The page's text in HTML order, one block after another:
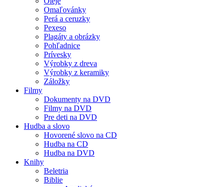
Omaľovánky
Perá a ceruzky
Pexeso
Plagáty a obrázky
Pohľadnice
Prívesky
Výrobky z dreva
Výrobky z keramiky
Záložky
Filmy
Dokumenty na DVD
Filmy na DVD
Pre deti na DVD
Hudba a slovo
Hovorené slovo na CD
Hudba na CD
Hudba na DVD
Knihy
Beletria
Biblie